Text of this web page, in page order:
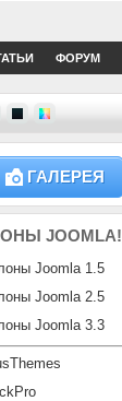
ФОРУМ
ГАЛЕРЕЯ
JOOMLA!
Joomla 1.5
Joomla 2.5
Joomla 3.3